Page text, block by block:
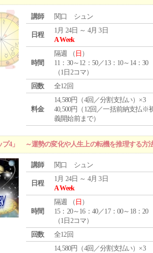
講師 関口 シュン
日程
1月 24日 ～ 4月 3日
A Week
時間
隔週 （ 日 ）
11：30～12：50／13：10～14：30
（1日2コマ）
回数
全12回
料金
14,580円（4回／分割支払い）×3
40,500円（12回／一括前納支払※
義開始前まで）
プ4」 ～運勢の変化や人生上の転機を推理する方
講師 関口 シュン
日程
1月 24日 ～ 4月 3日
A Week
時間
隔週 （ 日 ）
15：20～16：40／17：00～18：20
（1日2コマ）
回数
全12回
14,580円（4回／分割支払い）×3